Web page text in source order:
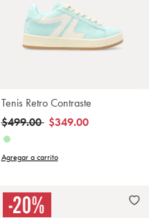
Tenis Retro Contraste
Precio reducido de
$499.00a$349.00
Agregar a carrito